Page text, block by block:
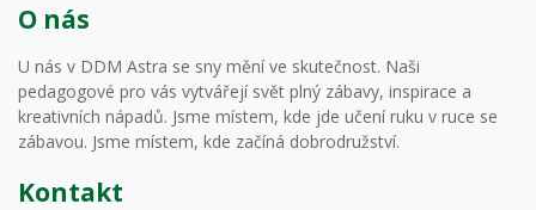
O nás
U nás v DDM Astra se sny mění ve skutečnost. Naši
pedagogové pro vás vytvářejí svět plný zábavy, inspirace a
kreativních nápadů. Jsme místem, kde jde učení ruku v ruce se
zábavou. Jsme místem, kde začíná dobrodružství.
Kontakt